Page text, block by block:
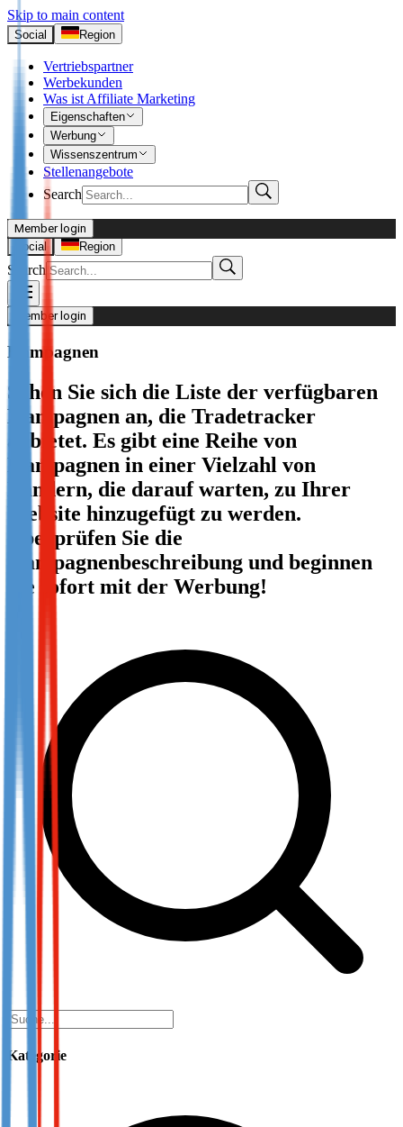
Skip to main content
Social Region
Vertriebspartner
Werbekunden
Was ist Affiliate Marketing
Eigenschaften
Werbung
Wissenszentrum
Stellenangebote
Search
I’m Advertiser
Login
Not already our Advertiser?
I’m Publisher
Login
Not already our Publisher?
Sign up here
Member login
Social
Region
Search
Member login
Kampagnen
Sehen Sie sich die Liste der verfügbaren
Kampagnen an, die Tradetracker
anbietet. Es gibt eine Reihe von
Kampagnen in einer Vielzahl von
Ländern, die darauf warten, zu Ihrer
Website hinzugefügt zu werden.
Überprüfen Sie die
Kampagnenbeschreibung und beginnen
Sie sofort mit der Werbung!
Kategorie